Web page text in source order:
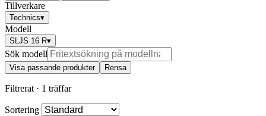
Tillverkare
Technics▾
Modell
SLJS 16 R▾
Sök modell
Visa passande produkter Rensa
Filtrerat · 1 träffar
Sortering